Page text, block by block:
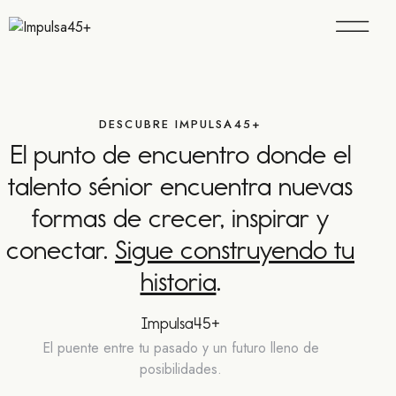
DESCUBRE IMPULSA45+
El punto de encuentro donde el
talento sénior encuentra nuevas
formas de crecer, inspirar y
conectar. Sigue construyendo tu
historia.
Impulsa45+
El puente entre tu pasado y un futuro lleno de
posibilidades.